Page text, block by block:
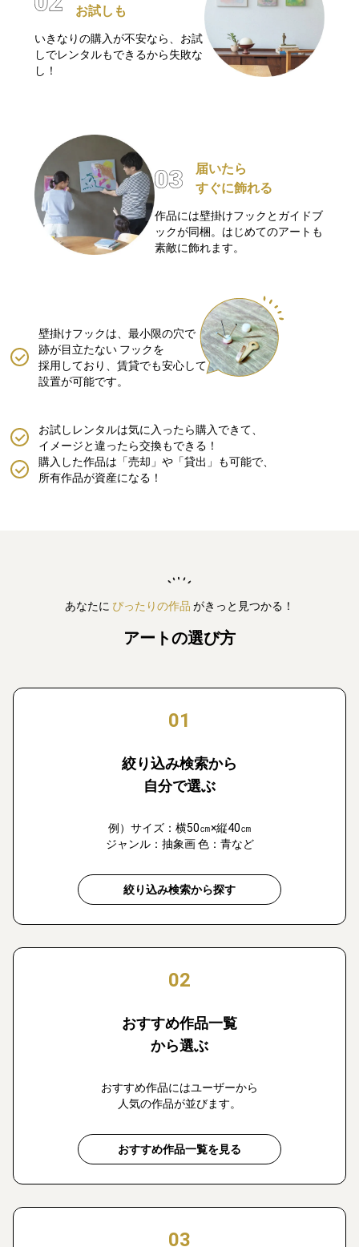
お試しも
いきなりの購入が不安なら、お試
しでレンタルもできるから失敗な
し！
届いたら
すぐに飾れる
作品には壁掛けフックとガイドブ
ックが同梱。はじめてのアートも
素敵に飾れます。
壁掛けフックは、最小限の穴で
跡が目立たない フックを
採用しており、賃貸でも安心して
設置が可能です。
購入した作品は「売却」や「貸出」も可能で、
所有作品が資産になる！
お試しレンタルは気に入ったら購入できて、
イメージと違ったら交換もできる！
あなたに ぴったりの作品 がきっと見つかる！
アートの選び方
01
絞り込み検索から
自分で選ぶ
例）サイズ：横50㎝×縦40㎝
ジャンル：抽象画 色：青など
絞り込み検索から探す
02
おすすめ作品一覧
から選ぶ
おすすめ作品にはユーザーから
人気の作品が並びます。
おすすめ作品一覧を見る
03